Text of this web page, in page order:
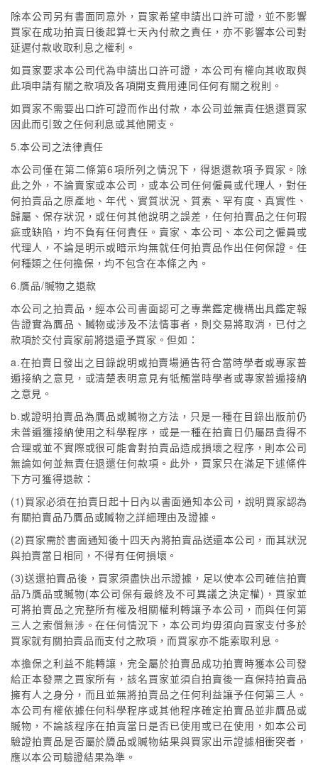
除本公司另有書面同意外，買家希望申請出口許可證，並不影響
買家在成功拍賣日後起算七天內付款之責任，亦不影響本公司對
延遲付款收取利息之權利。
如買家要求本公司代為申請出口許可證，本公司有權向其收取與
此項申請有關之款項及各項開支費用連同任何有關之稅則。
如買家不需要出口許可證而作出付款，本公司並無責任退還買家
因此而引致之任何利息或其他開支。
5.本公司之法律責任
本公司僅在第二條第6項所列之情況下，得退還款項予買家。除
此之外，不論賣家或本公司，或本公司任何僱員或代理人，對任
何拍賣品之原產地、年代、實質狀況、質素、罕有度、真實性、
歸屬、保存狀況，或任何其他說明之誤差，任何拍賣品之任何瑕
疵或缺陷，均不負有任何責任。賣家、本公司、本公司之僱員或
代理人，不論是明示或暗示均無就任何拍賣品作出任何保證。任
何種類之任何擔保，均不包含在本條之內。
6.贋品/贓物之退款
本公司之拍賣品，經本公司書面認可之專業鑑定機構出具鑑定報
告證實為贋品、贓物或涉及不法情事者，則交易將取消，已付之
款項於交付賣家前將退還予買家。但如：
a.在拍賣日發出之目錄說明或拍賣場通告符合當時學者或專家普
遍接納之意見，或清楚表明意見有牴觸當時學者或專家普遍接納
之意見。
b.或證明拍賣品為贋品或贓物之方法，只是一種在目錄出版前仍
未普遍獲接納使用之科學程序，或是一種在拍賣日仍屬昂貴得不
合理或並不實際或很可能會對拍賣品造成損壞之程序，則本公司
無論如何並無責任退還任何款項。此外，買家只在滿足下述條件
下方可獲得退款：
(1)買家必須在拍賣日起十日內以書面通知本公司，說明買家認為
有關拍賣品乃贋品或贓物之詳細理由及證據。
(2)買家需於書面通知後十四天內將拍賣品送還本公司，而其狀況
與拍賣當日相同，不得有任何損壞。
(3)送還拍賣品後，買家須盡快出示證據，足以使本公司確信拍賣
品乃贋品或贓物(本公司保有最終及不可異議之決定權)，買家並
可將拍賣品之完整所有權及相關權利轉讓予本公司，而與任何第
三人之索償無涉。在任何情況下，本公司均毋須向買家支付多於
買家就有關拍賣品而支付之款項，而買家亦不能索取利息。
本擔保之利益不能轉讓，完全屬於拍賣品成功拍賣時獲本公司發
給正本發票之買家所有，該名買家並須自拍賣後一直保持拍賣品
擁有人之身分，而且並無將拍賣品之任何利益讓予任何第三人。
本公司有權依據任何科學程序或其他程序確定拍賣品並非贋品或
贓物，不論該程序在拍賣當日是否已使用或已在使用，如本公司
驗證拍賣品是否屬於贗品或贓物結果與買家出示證據相衝突者，
應以本公司驗證結果為準。